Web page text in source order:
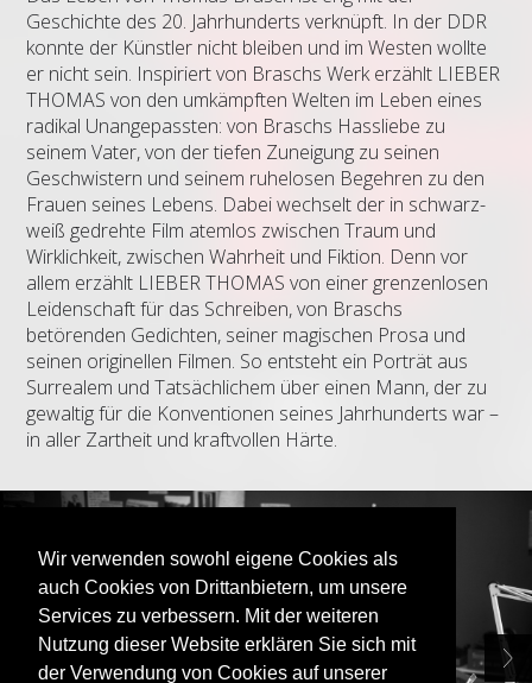
Wir verwenden sowohl eigene Cookies als
auch Cookies von Drittanbietern, um unsere
Services zu verbessern. Mit der weiteren
Nutzung dieser Website erklären Sie sich mit
der Verwendung von Cookies auf unserer
Geschichte des 20. Jahrhunderts verknüpft. In der DDR
konnte der Künstler nicht bleiben und im Westen wollte
er nicht sein. Inspiriert von Braschs Werk erzählt LIEBER
THOMAS von den umkämpften Welten im Leben eines
radikal Unangepassten: von Braschs Hassliebe zu
seinem Vater, von der tiefen Zuneigung zu seinen
Geschwistern und seinem ruhelosen Begehren zu den
Frauen seines Lebens. Dabei wechselt der in schwarz-
weiß gedrehte Film atemlos zwischen Traum und
Wirklichkeit, zwischen Wahrheit und Fiktion. Denn vor
allem erzählt LIEBER THOMAS von einer grenzenlosen
Leidenschaft für das Schreiben, von Braschs
betörenden Gedichten, seiner magischen Prosa und
seinen originellen Filmen. So entsteht ein Porträt aus
Surrealem und Tatsächlichem über einen Mann, der zu
gewaltig für die Konventionen seines Jahrhunderts war –
in aller Zartheit und kraftvollen Härte.